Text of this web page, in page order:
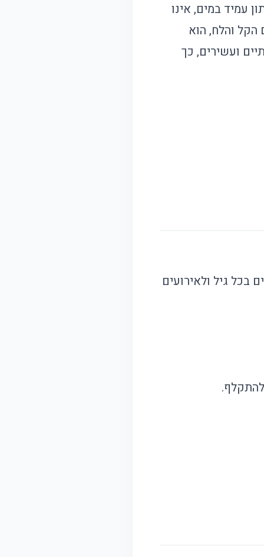
עמיד במים, אינו
הקל והלח, הוא
ועשירים, כך
בכל גיל ולאירועים